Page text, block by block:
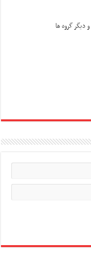
گروه ها